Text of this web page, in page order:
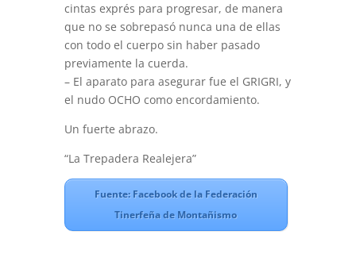
cintas exprés para progresar, de manera
que no se sobrepasó nunca una de ellas
con todo el cuerpo sin haber pasado
previamente la cuerda.
– El aparato para asegurar fue el GRIGRI, y
el nudo OCHO como encordamiento.
Un fuerte abrazo.
“La Trepadera Realejera”
Fuente: Facebook de la Federación
Tinerfeña de Montañismo